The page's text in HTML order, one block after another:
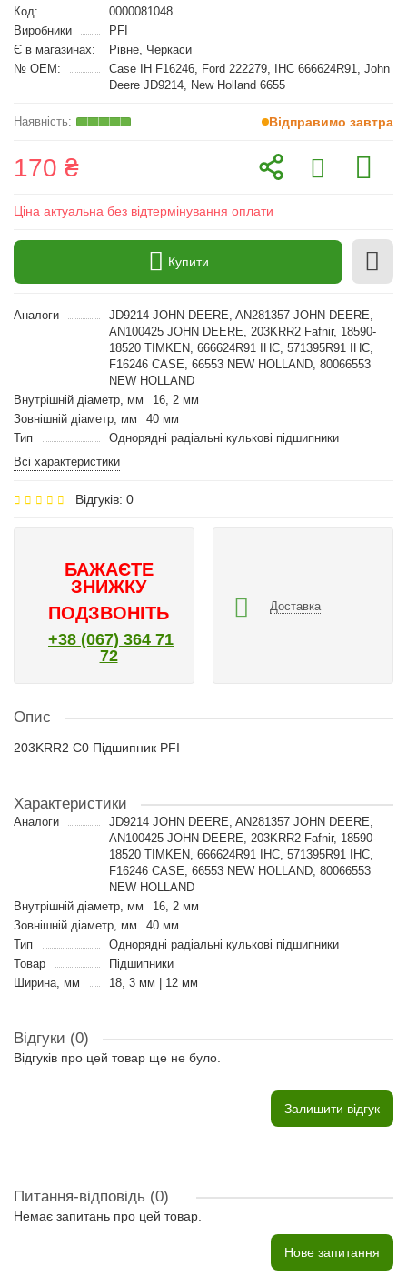
Код:
0000081048
Виробники
PFI
Є в магазинах:
Рівне, Черкаси
№ OEM:
Case IH F16246, Ford 222279, IHC 666624R91, John
Deere JD9214, New Holland 6655
Відправимо завтра
170 ₴
Ціна актуальна без відтермінування оплати
Купити
Аналоги
JD9214 JOHN DEERE, AN281357 JOHN DEERE,
AN100425 JOHN DEERE, 203KRR2 Fafnir, 18590-
18520 TIMKEN, 666624R91 IHC, 571395R91 IHC,
F16246 CASE, 66553 NEW HOLLAND, 80066553
NEW HOLLAND
Внутрішній діаметр, мм
16, 2 мм
Зовнішній діаметр, мм
40 мм
Тип
Однорядні радіальні кулькові підшипники
Всі характеристики
Відгуків: 0
БАЖАЄТЕ
ЗНИЖКУ
ПОДЗВОНІТЬ
+38 (067) 364 71
72
Доставка
Опис
203KRR2 C0 Підшипник PFI
Характеристики
Аналоги
JD9214 JOHN DEERE, AN281357 JOHN DEERE,
AN100425 JOHN DEERE, 203KRR2 Fafnir, 18590-
18520 TIMKEN, 666624R91 IHC, 571395R91 IHC,
F16246 CASE, 66553 NEW HOLLAND, 80066553
NEW HOLLAND
Внутрішній діаметр, мм
16, 2 мм
Зовнішній діаметр, мм
40 мм
Тип
Однорядні радіальні кулькові підшипники
Товар
Підшипники
Ширина, мм
18, 3 мм | 12 мм
Відгуки (0)
Відгуків про цей товар ще не було.
Залишити відгук
Питання-відповідь (0)
Немає запитань про цей товар.
Нове запитання